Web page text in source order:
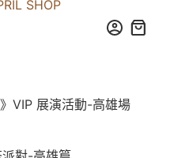
VIP 展演活動-高雄場